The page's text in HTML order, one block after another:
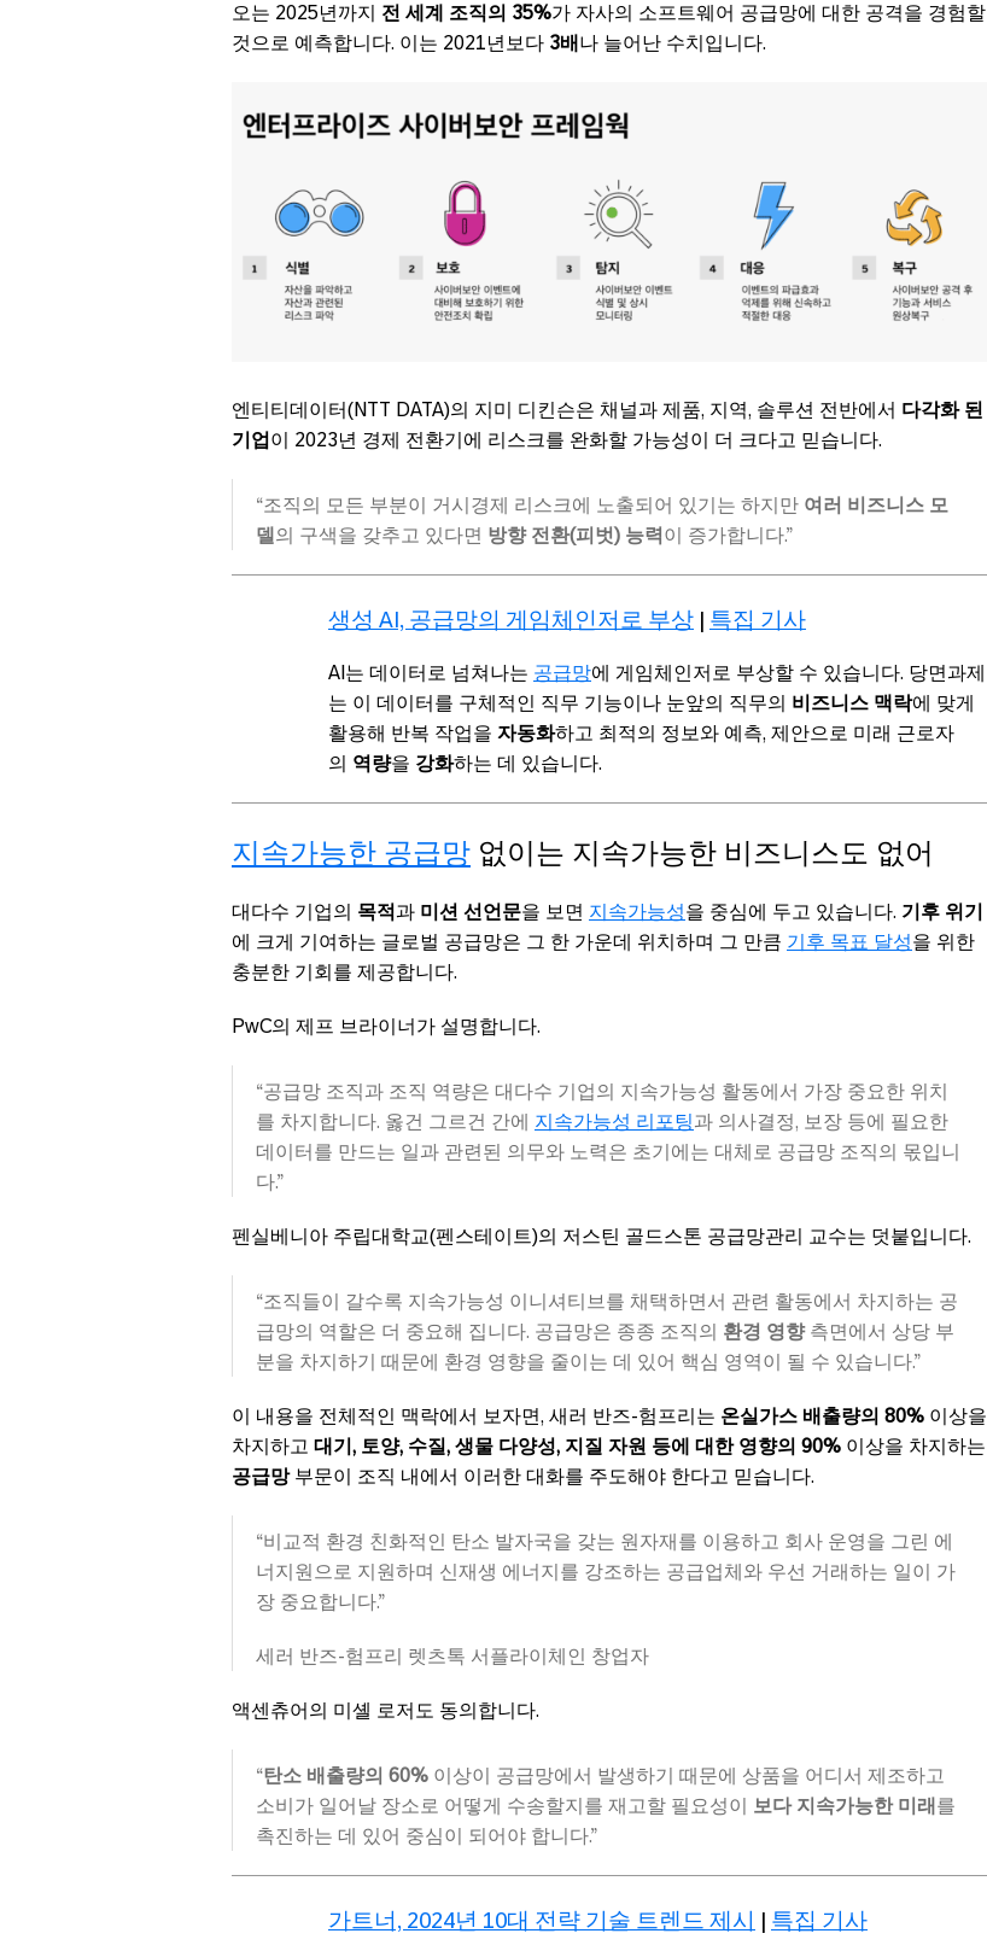
오는 2025년까지 전 세계 조직의 35%가 자사의 소프트웨어 공급망에 대한 공격을 경험할
것으로 예측합니다. 이는 2021년보다 3배 나 늘어난 수치입니다.
엔티티데이터(NTT DATA)의 지미 디킨슨은 채널과 제품, 지역, 솔루션 전반에서 다각화 된
기업 이 2023년 경제 전환기에 리스크를 완화할 가능성이 더 크다고 믿습니다.
“조직의 모든 부분이 거시경제 리스크에 노출되어 있기는 하지만 여러 비즈니스 모
델 의 구색을 갖추고 있다면 방향 전환(피벗) 능력 이 증가합니다.”
생성 AI, 공급망의 게임체인저로 부상 | 특집 기사
AI는 데이터로 넘쳐나는 공급망에 게임체인저로 부상할 수 있습니다. 당면과제
는 이 데이터를 구체적인 직무 기능이나 눈앞의 직무의 비즈니스 맥락에 맞게
활용해 반복 작업을 자동화하고 최적의 정보와 예측, 제안으로 미래 근로자
의 역량을 강화하는 데 있습니다.
지속가능한 공급망 없이는 지속가능한 비즈니스도 없어
대다수 기업의 목적과 미션 선언문을 보면 지속가능성을 중심에 두고 있습니다. 기후 위기
에 크게 기여하는 글로벌 공급망은 그 한 가운데 위치하며 그 만큼 기후 목표 달성을 위한
충분한 기회를 제공합니다.
PwC의 제프 브라이너가 설명합니다.
“공급망 조직과 조직 역량은 대다수 기업의 지속가능성 활동에서 가장 중요한 위치
를 차지합니다. 옳건 그르건 간에 지속가능성 리포팅과 의사결정, 보장 등에 필요한
데이터를 만드는 일과 관련된 의무와 노력은 초기에는 대체로 공급망 조직의 몫입니
다.”
펜실베니아 주립대학교(펜스테이트)의 저스틴 골드스톤 공급망관리 교수는 덧붙입니다.
“조직들이 갈수록 지속가능성 이니셔티브를 채택하면서 관련 활동에서 차지하는 공
급망의 역할은 더 중요해 집니다. 공급망은 종종 조직의 환경 영향측면에서 상당 부
분을 차지하기 때문에 환경 영향을 줄이는 데 있어 핵심 영역이 될 수 있습니다.”
이 내용을 전체적인 맥락에서 보자면, 새러 반즈-험프리는 온실가스 배출량의 80% 이상을
차지하고 대기, 토양, 수질, 생물 다양성, 지질 자원 등에 대한 영향의 90% 이상을 차지하는
공급망부문이 조직 내에서 이러한 대화를 주도해야 한다고 믿습니다.
“비교적 환경 친화적인 탄소 발자국을 갖는 원자재를 이용하고 회사 운영을 그린 에
너지원으로 지원하며 신재생 에너지를 강조하는 공급업체와 우선 거래하는 일이 가
장 중요합니다.”
세러 반즈-험프리 렛츠톡 서플라이체인 창업자
액센츄어의 미셸 로저도 동의합니다.
“탄소 배출량의 60% 이상이 공급망에서 발생하기 때문에 상품을 어디서 제조하고
소비가 일어날 장소로 어떻게 수송할지를 재고할 필요성이
보다 지속가능한 미래 를
촉진하는 데 있어 중심이 되어야 합니다.”
가트너, 2024년 10대 전략 기술 트렌드 제시 | 특집 기사